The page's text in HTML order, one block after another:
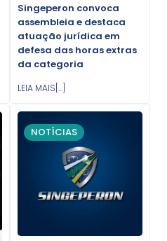
Singeperon convoca
assembleia e destaca
atuação jurídica em
defesa das horas extras
da categoria
LEIA MAIS[...]
NOTÍCIAS